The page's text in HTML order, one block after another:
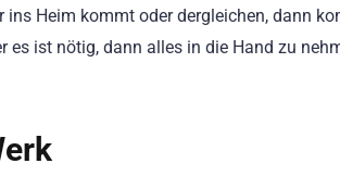
ins Heim kommt oder dergleichen, dann
es ist nötig, dann alles in die Hand zu